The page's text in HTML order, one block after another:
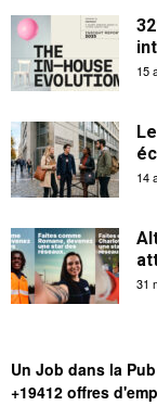
15
14
31
Un Job dans la
+19412 offres